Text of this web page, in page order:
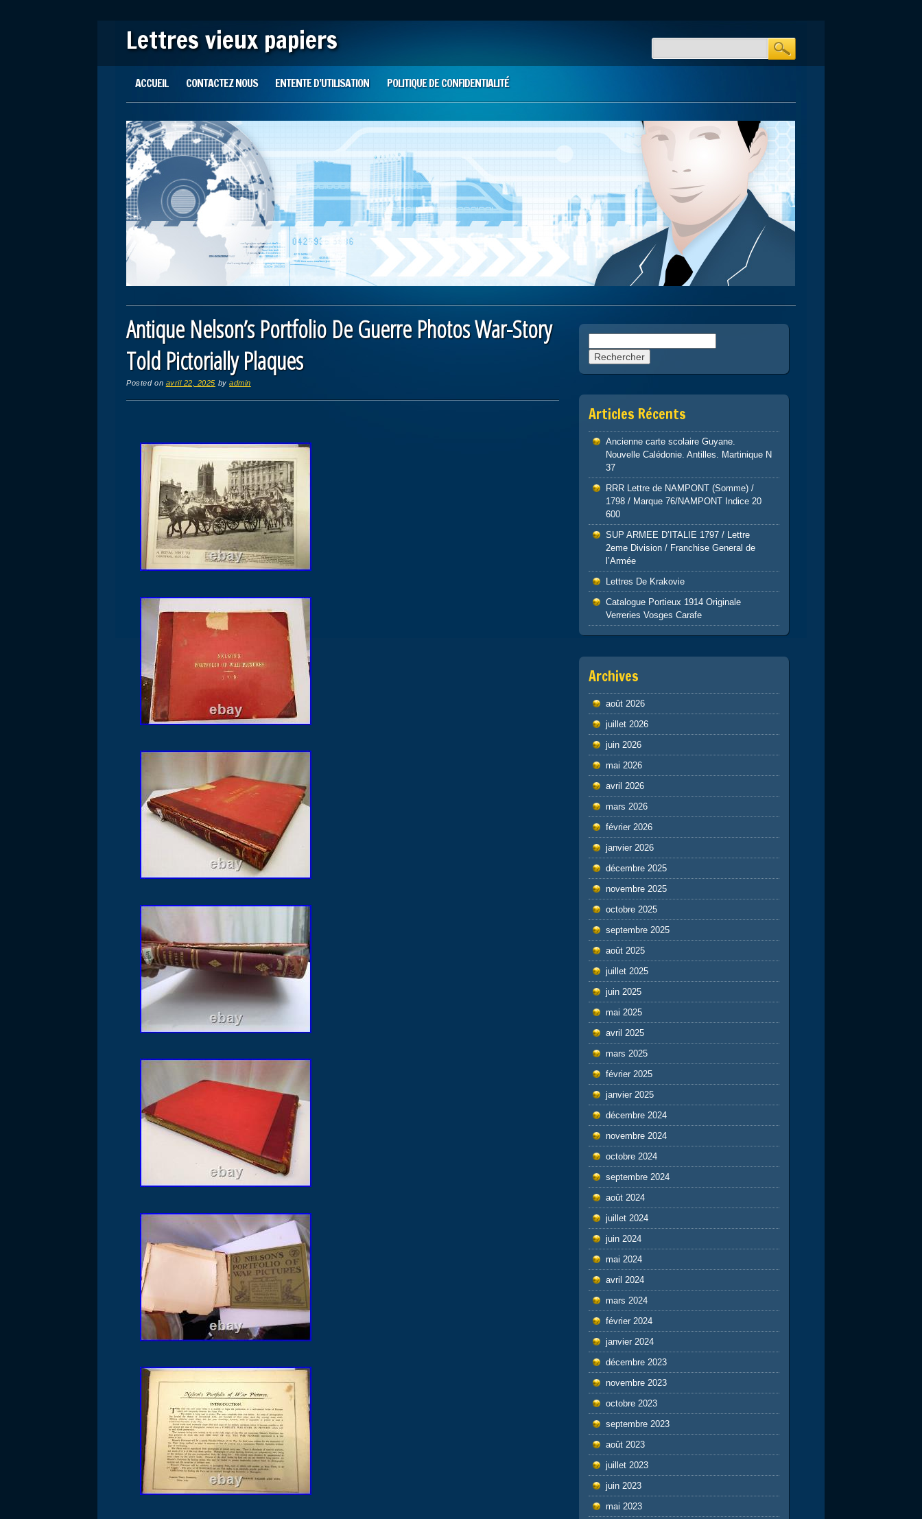
Lettres vieux papiers
Main menu
ACCUEIL CONTACTEZ NOUS ENTENTE D’UTILISATION POLITIQUE DE CONFIDENTIALITÉ
Antique Nelson’s Portfolio De Guerre Photos War-Story
Told Pictorially Plaques
Posted on avril 22, 2025 byadmin
Articles Récents
Ancienne carte scolaire Guyane.
Nouvelle Calédonie. Antilles. Martinique N
37
RRR Lettre de NAMPONT (Somme) /
1798 / Marque 76/NAMPONT Indice 20
600
SUP ARMEE D’ITALIE 1797 / Lettre
2eme Division / Franchise General de
l’Armée
Lettres De Krakovie
Catalogue Portieux 1914 Originale
Verreries Vosges Carafe
Archives
août 2026
juillet 2026
juin 2026
mai 2026
avril 2026
mars 2026
février 2026
janvier 2026
décembre 2025
novembre 2025
octobre 2025
septembre 2025
août 2025
juillet 2025
juin 2025
mai 2025
avril 2025
mars 2025
février 2025
janvier 2025
décembre 2024
novembre 2024
octobre 2024
septembre 2024
août 2024
juillet 2024
juin 2024
mai 2024
avril 2024
mars 2024
février 2024
janvier 2024
décembre 2023
novembre 2023
octobre 2023
septembre 2023
août 2023
juillet 2023
juin 2023
mai 2023